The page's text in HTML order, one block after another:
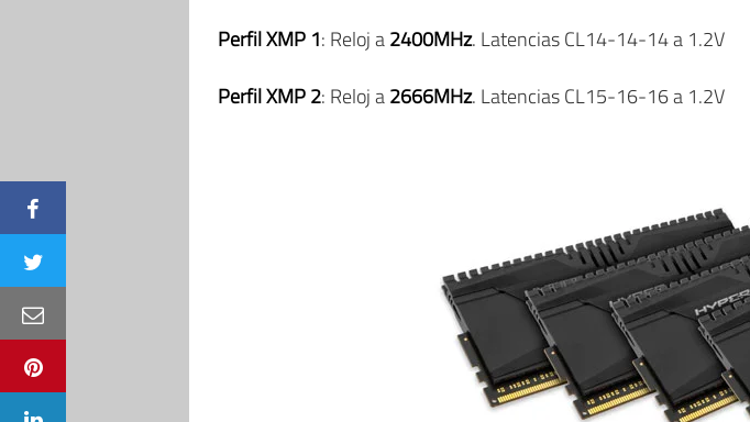
Perfil XMP 1: Reloj a2400MHz. Latencias CL14-14-14 a 1.2V
Perfil XMP 2: Reloj a2666MHz. Latencias CL15-16-16 a 1.2V